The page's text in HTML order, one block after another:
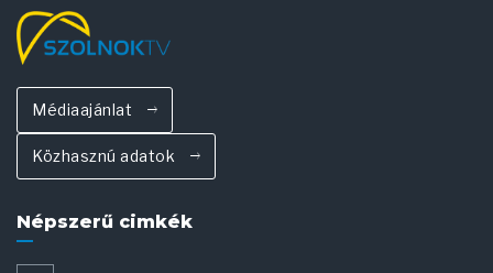
Médiaajánlat
Közhasznú adatok
Népszerű cimkék